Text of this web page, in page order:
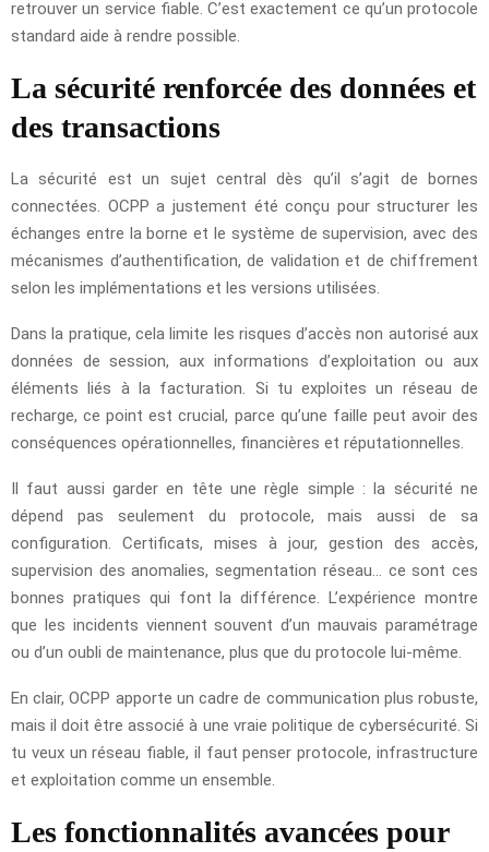
retrouver un service fiable. C’est exactement ce qu’un protocole
standard aide à rendre possible.
La sécurité renforcée des données et
des transactions
La sécurité est un sujet central dès qu’il s’agit de bornes
connectées. OCPP a justement été conçu pour structurer les
échanges entre la borne et le système de supervision, avec des
mécanismes d’authentification, de validation et de chiffrement
selon les implémentations et les versions utilisées.
Dans la pratique, cela limite les risques d’accès non autorisé aux
données de session, aux informations d’exploitation ou aux
éléments liés à la facturation. Si tu exploites un réseau de
recharge, ce point est crucial, parce qu’une faille peut avoir des
conséquences opérationnelles, financières et réputationnelles.
Il faut aussi garder en tête une règle simple : la sécurité ne
dépend pas seulement du protocole, mais aussi de sa
configuration. Certificats, mises à jour, gestion des accès,
supervision des anomalies, segmentation réseau… ce sont ces
bonnes pratiques qui font la différence. L’expérience montre
que les incidents viennent souvent d’un mauvais paramétrage
ou d’un oubli de maintenance, plus que du protocole lui-même.
En clair, OCPP apporte un cadre de communication plus robuste,
mais il doit être associé à une vraie politique de cybersécurité. Si
tu veux un réseau fiable, il faut penser protocole, infrastructure
et exploitation comme un ensemble.
Les fonctionnalités avancées pour